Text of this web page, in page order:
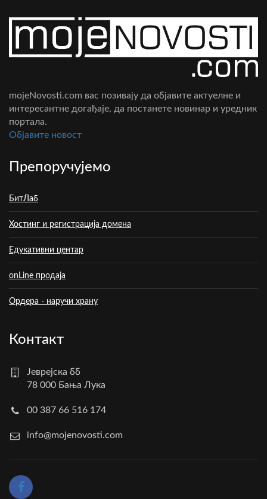
mojeNovosti.com вас позивају да објавите актуелне и
интересантне догађаје, да постанете новинар и уредник
портала.
Oбјавите новост
Препоручујемо
БитЛаб
Хостинг и регистрација домена
Едукативни центар
onLine продаја
Ордера - наручи храну
Контакт
Јеврејска бб
78 000 Бања Лука
00 387 66 516 174
info@mojenovosti.com